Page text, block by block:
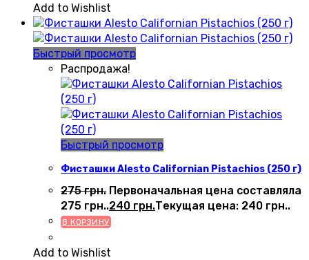
Add to Wishlist
Быстрый просмотр
Распродажа!
Быстрый просмотр
Фисташки Alesto Californian Pistachios (250 г)
275грн. Первоначальная цена составляла
275 грн..240 грн.Текущая цена: 240 грн..
В КОРЗИНУ
Add to Wishlist